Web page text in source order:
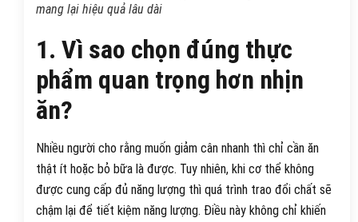
mang lại hiệu quả lâu dài
1. Vì sao chọn đúng thực
phẩm quan trọng hơn nhịn
ăn?
Nhiều người cho rằng muốn giảm cân nhanh thì chỉ cần ăn
thật ít hoặc bỏ bữa là được. Tuy nhiên, khi cơ thể không
được cung cấp đủ năng lượng thì quá trình trao đổi chất sẽ
chậm lại để tiết kiệm năng lượng. Điều này không chỉ khiến